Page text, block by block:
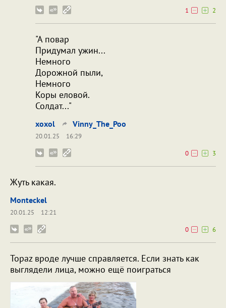
1 2
"А повар
Придумал ужин...
Немного
Дорожной пыли,
Немного
Коры еловой.
Солдат..."
xoxol Vinny_The_Poo
20.01.25
16:29
0
3
Жуть какая.
Monteckel
20.01.25
12:21
0
6
Topaz вроде лучше справляется. Если знать как
выглядели лица, можно ещё поиграться